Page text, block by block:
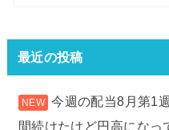
最近の投稿
今週の配当8月第
間続けたけど円高になっ